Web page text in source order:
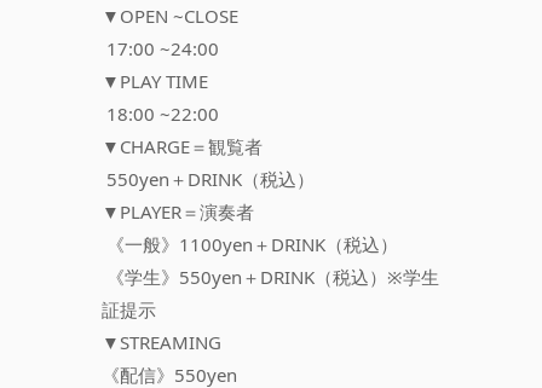
▼OPEN ~CLOSE
17:00 ~24:00
▼PLAY TIME
18:00 ~22:00
▼CHARGE＝観覧者
550yen＋DRINK（税込）
▼PLAYER＝演奏者
《一般》1100yen＋DRINK（税込）
《学生》550yen＋DRINK（税込）※学生
証提示
▼STREAMING
《配信》550yen